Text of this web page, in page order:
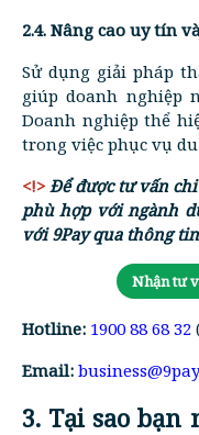
2.4. Nâng cao uy tín
Sử dụng giải pháp
giúp doanh nghiệp
Doanh nghiệp thể
trong việc phục vụ
<!> Để được tư vấn
phù hợp với ngành
với 9Pay qua thông
Nhận tư
Hotline: 1900 88 68 32
Email:
3. Tại sao